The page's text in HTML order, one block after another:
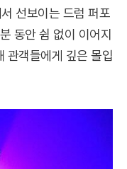
선보이는 드럼 퍼포
동안 쉼 없이 이어지
관객들에게 깊은 몰입